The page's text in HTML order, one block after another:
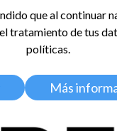
que al continuar
tratamiento de tus
políticas.
Más